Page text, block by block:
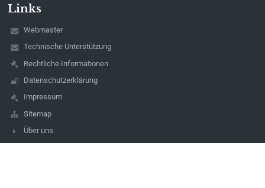
Links
Webmaster
Technische Unterstützung
Rechtliche Informationen
Datenschutzerklärung
Impressum
Sitemap
Über uns